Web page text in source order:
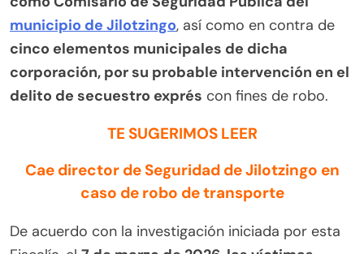
municipio de Jilotzingo, así como en contra de
cinco elementos municipales de dicha
corporación, por su probable intervención en el
delito de secuestro exprés con fines de robo.
TE SUGERIMOS LEER
Cae director de Seguridad de Jilotzingo en
caso de robo de transporte
De acuerdo con la investigación iniciada por esta